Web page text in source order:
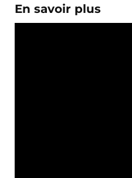
En savoir plus